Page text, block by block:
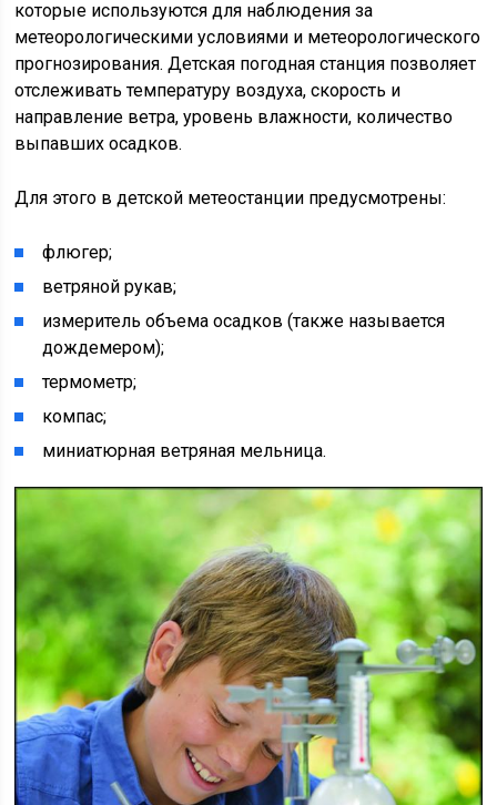
которые используются для наблюдения за
метеорологическими условиями и метеорологического
прогнозирования. Детская погодная станция позволяет
отслеживать температуру воздуха, скорость и
направление ветра, уровень влажности, количество
выпавших осадков.
Для этого в детской метеостанции предусмотрены:
флюгер;
ветряной рукав;
измеритель объема осадков (также называется
дождемером);
термометр;
компас;
миниатюрная ветряная мельница.